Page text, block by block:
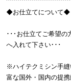
◆お仕立てについて◆
･･･お仕立てご希望の
へ入れて下さい･･･
※ハイテクミシン手
富な国外・国内の提